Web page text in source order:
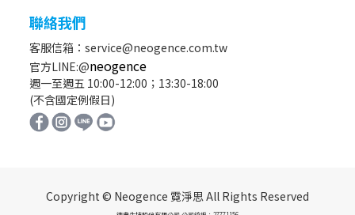
聯絡我們
客服信箱：service@neogence.com.tw
官方LINE:@neogence
週一至週五 10:00-12:00；13:30-18:00
(不含國定例假日)
Copyright © Neogence 霓淨思 All Rights Reserved